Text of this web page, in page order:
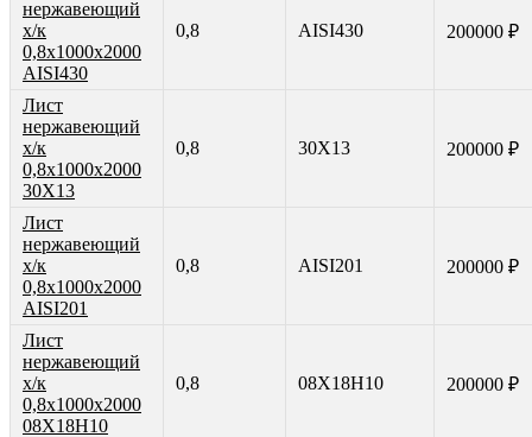
нержавеющий
х/к
0,8х1000х2000
AISI430
0,8 AISI430 200000 ₽
Лист
нержавеющий
х/к
0,8х1000х2000
30Х13
0,8 30Х13 200000 ₽
Лист
нержавеющий
х/к
0,8х1000х2000
AISI201
0,8 AISI201 200000 ₽
Лист
нержавеющий
х/к
0,8х1000х2000
08Х18Н10
0,8 08Х18Н10 200000 ₽